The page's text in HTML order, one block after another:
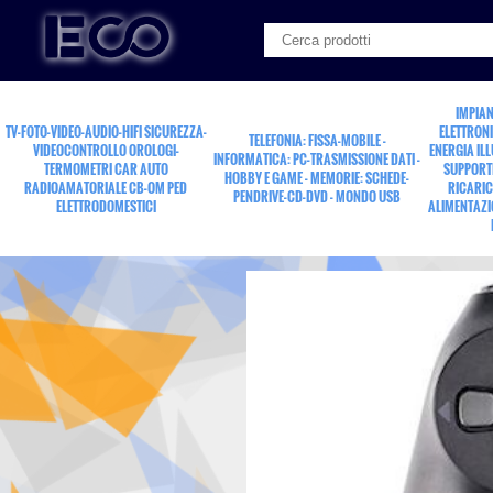
TV-FOTO-VIDEO-AUDIO-HIFI SICUREZZA-
VIDEOCONTROLLO OROLOGI-
TERMOMETRI CAR AUTO
RADIOAMATORIALE CB-OM PED
ELETTRODOMESTICI
TELEFONIA: FISSA-MOBILE -
INFORMATICA: PC-TRASMISSIONE DATI -
HOBBY E GAME - MEMORIE: SCHEDE-
PENDRIVE-CD-DVD - MONDO USB
ENERGIA
joystick gamepad